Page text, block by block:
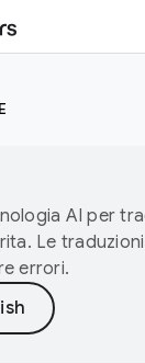
AI per
Le
errori.